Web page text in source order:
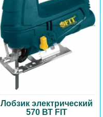
Лобзик электрический
570 ВТ FIT